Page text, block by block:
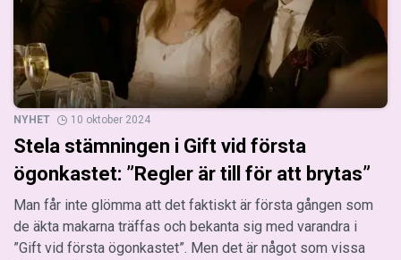
NYHET 10 oktober 2024
Stela stämningen i Gift vid första
ögonkastet: ”Regler är till för att brytas”
Man får inte glömma att det faktiskt är första gången som
de äkta makarna träffas och bekanta sig med varandra i
”Gift vid första ögonkastet”. Men det är något som vissa